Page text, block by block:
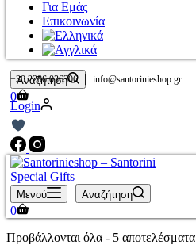
Για Εμάς
Επικοινωνία
Αναζήτηση
Καλάθι
Αγορών
0
+30 2286 036306| info@santorinieshop.gr
Login
Μενού Αναζήτηση
Καλάθι
Αγορών
0
Προβάλλονται όλα - 5 αποτελέσματα